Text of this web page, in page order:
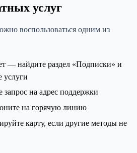
услуг
воспользоваться одним из
— найдите раздел «Подписки» и
услуги
на адрес поддержки
на горячую линию
карту, если другие методы не